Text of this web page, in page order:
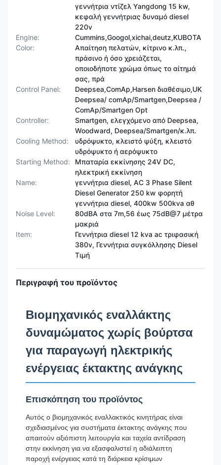
γεννήτρια ντίζελ Yangdong 15 kw,
κεφαλή γεννήτριας δυναμό diesel
220v
Engine:
Cummins,Googol,xichai,deutz,KUBOTA
Color:
Απαίτηση πελατών, κίτρινο κ.λπ.,
πράσινο ή όσο χρειάζεται,
οποιοδήποτε χρώμα όπως το αίτημά
σας, πρά
Control Panel:
Deepsea,ComAp,Harsen διαθέσιμο,UK
Deepsea/ comAp/Smartgen,Deepsea /
ComAp/Smartgen Opt
Controller:
Smartgen, ελεγχόμενο από Deepsea,
Woodward, Deepsea/Smartgen/κ.λπ.
Cooling Method:
υδρόψυκτο, κλειστό ψύξη, κλειστό
υδρόψυκτο ή αερόψυκτο
Starting Method:
Μπαταρία εκκίνησης 24V DC,
ηλεκτρική εκκίνηση
Name:
γεννήτρια diesel, AC 3 Phase Silent
Diesel Generator 250 kw φορητή
γεννήτρια diesel, 400kw 500kva αθ
Noise Level:
80dBA στα 7m,56 έως 75dB@7 μέτρα
μακριά
Item:
Γεννήτρια diesel 12 kva ac τριφασική
380v, Γεννήτρια συγκόλλησης Diesel
Τιμή
Περιγραφή του προϊόντος
Βιομηχανικός εναλλάκτης
δυναμώματος χωρίς βούρτσα
για παραγωγή ηλεκτρικής
ενέργειας έκτακτης ανάγκης
Επισκόπηση του προϊόντος
Αυτός ο βιομηχανικός εναλλακτικός κινητήρας είναι
σχεδιασμένος για συστήματα έκτακτης ανάγκης που
απαιτούν αξιόπιστη λειτουργία και ταχεία αντίδραση
στην εκκίνηση για να εξασφαλιστεί η αδιάλειπτη
παροχή ενέργειας κατά τη διάρκεια κρίσιμων